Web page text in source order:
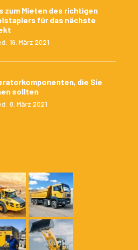
zum Mieten des richtigen
für das nächste
16. März 2021
die Sie
sollten
8. März 2021